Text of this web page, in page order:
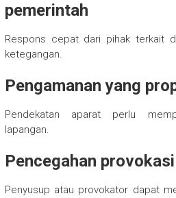
pemerintah
Respons cepat dari pihak terkait
ketegangan.
Pengamanan yang
Pendekatan aparat perlu
lapangan.
Pencegahan provokasi
Penyusup atau provokator dapat